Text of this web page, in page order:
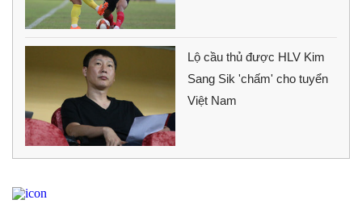
Lộ cầu thủ được HLV Kim
Sang Sik 'chấm' cho tuyển
Việt Nam